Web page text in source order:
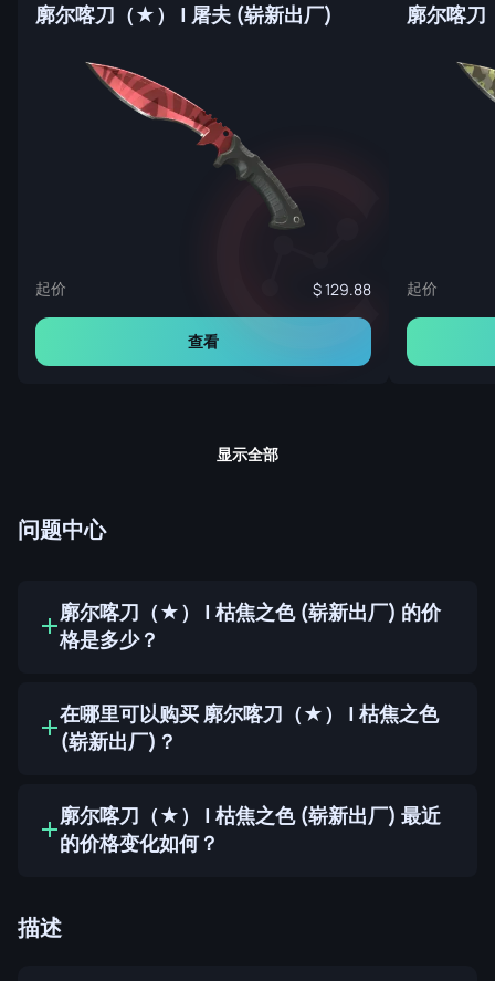
廓尔喀刀（★） | 屠夫 (崭新出厂)
起价 129.88
查看
起价
显示全部
问题中心
廓尔喀刀（★） | 枯焦之色 (崭新出厂) 的价
格是多少？
在哪里可以购买 廓尔喀刀（★） | 枯焦之色
(崭新出厂)？
廓尔喀刀（★） | 枯焦之色 (崭新出厂) 最近
的价格变化如何？
描述